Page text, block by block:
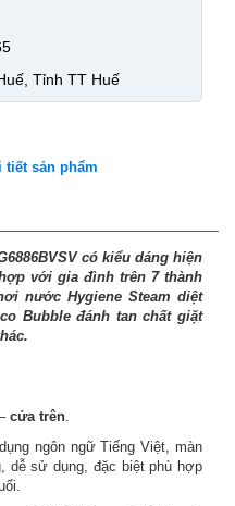
Tỉnh TT Huế
tiết sản phẩm
có kiểu dáng hiện
với gia đình trên 7 thành
nước Hygiene Steam diệt
Bubble đánh tan chất giặt
cửa trên.
ngôn ngữ Tiếng Việt, màn
dễ sử dụng, đặc biệt phù hợp